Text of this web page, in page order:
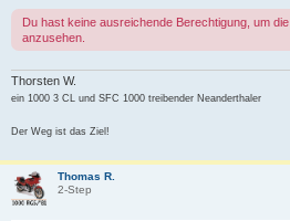
Du hast keine ausreichende Berechtigung, um
anzusehen.
Thorsten W.
ein 1000 3 CL und SFC 1000 treibender Neanderthaler
Der Weg ist das Ziel!
Thomas R.
2-Step